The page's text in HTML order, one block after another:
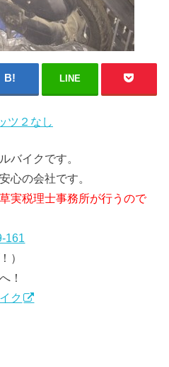
LINE
バイクです。
の会社です。
実税理士事務所が行うので
161
）
！
ク